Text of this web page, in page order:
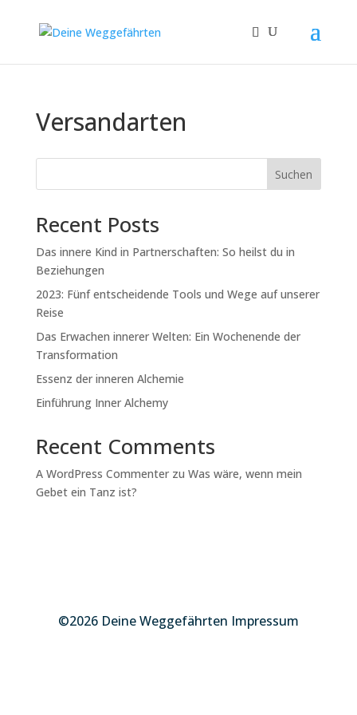
Versandarten
Suchen
Recent Posts
Das innere Kind in Partnerschaften: So heilst du in
Beziehungen
2023: Fünf entscheidende Tools und Wege auf unserer
Reise
Das Erwachen innerer Welten: Ein Wochenende der
Transformation
Essenz der inneren Alchemie
Einführung Inner Alchemy
Recent Comments
A WordPress Commenterzu Was wäre, wenn mein
Gebet ein Tanz ist?
©2026 Deine Weggefährten Impressum